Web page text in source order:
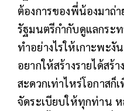
ต้องการของพี่น้องมาถ่
รัฐมนตรีกำกับดูแลกระ
ทำอย่างไรให้เกาะพะ
อยากให้สร้างรายได้สร้
สะดวกเท่าไหร่โอกาสก็
จัดระเบียบให้ทุกท่าน ห